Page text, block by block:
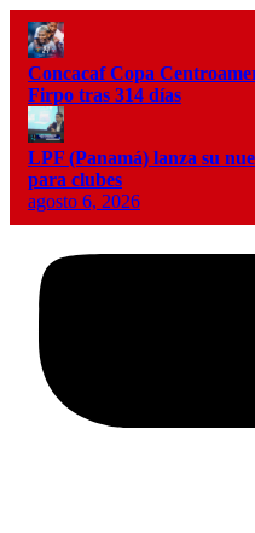
Concacaf Copa
Firpo tras 314 días
LPF (Panamá) lanza su
para clubes
agosto 6, 2026